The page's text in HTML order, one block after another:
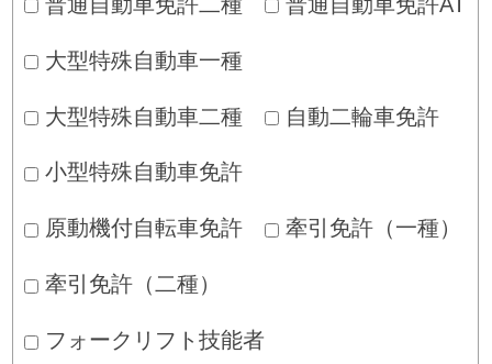
大型特殊自動車一種
大型特殊自動車二種 自動二輪車免許
小型特殊自動車免許
原動機付自転車免許 牽引免許（一種）
牽引免許（二種）
フォークリフト技能者